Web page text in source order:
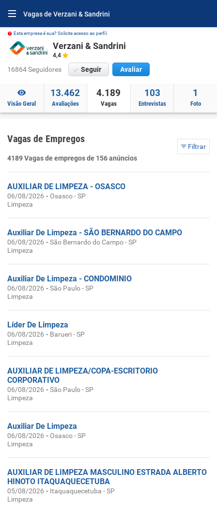
Vagas de Verzani & Sandrini
Esta empresa é sua? Solicite acesso ao perfil.
Verzani & Sandrini
4,4
16864 Seguidores Seguir Avaliar
Visão Geral
13.462
Avaliações
4.189
Vagas
103
Entrevistas
1
Foto
Vagas de Empregos
Filtrar
4189 Vagas de empregos de 156 anúncios
AUXILIAR DE LIMPEZA - OSASCO
06/08/2026 - Osasco - SP
Limpeza
Auxiliar De Limpeza - SÃO BERNARDO DO CAMPO
06/08/2026 -São Bernardo do Campo - SP
Limpeza
Auxiliar De Limpeza - CONDOMINIO
06/08/2026 -São Paulo - SP
Limpeza
Líder De Limpeza
06/08/2026 - Barueri - SP
Limpeza
AUXILIAR DE LIMPEZA/COPA-ESCRITORIO
CORPORATIVO
06/08/2026 -São Paulo - SP
Limpeza
Auxiliar De Limpeza
06/08/2026 - Osasco - SP
Limpeza
AUXILIAR DE LIMPEZA MASCULINO ESTRADA ALBERTO
HINOTO ITAQUAQUECETUBA
05/08/2026 - Itaquaquecetuba - SP
Limpeza